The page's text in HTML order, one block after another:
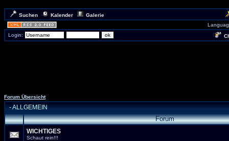
Suchen Kalender
Galerie
Login:
Forum Übersicht
-ALLGEMEIN
Forum
WICHTIGES
Schaut rein!!!